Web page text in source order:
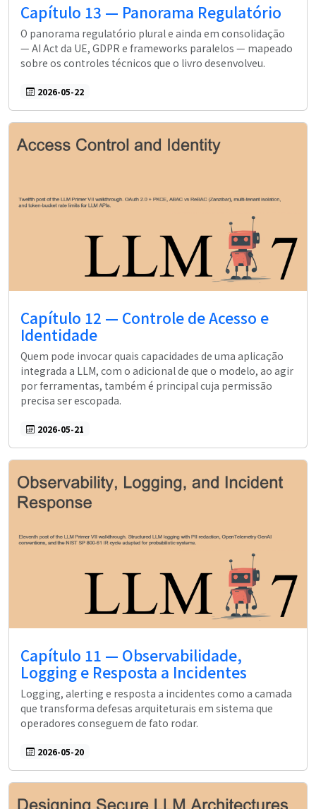
Capítulo 13 — Panorama Regulatório
O panorama regulatório plural e ainda em consolidação
— AI Act da UE, GDPR e frameworks paralelos — mapeado
sobre os controles técnicos que o livro desenvolveu.
2026-05-22
Capítulo 12 — Controle de Acesso e
Identidade
Quem pode invocar quais capacidades de uma aplicação
integrada a LLM, com o adicional de que o modelo, ao agir
por ferramentas, também é principal cuja permissão
precisa ser escopada.
2026-05-21
Capítulo 11 — Observabilidade,
Logging e Resposta a Incidentes
Logging, alerting e resposta a incidentes como a camada
que transforma defesas arquiteturais em sistema que
operadores conseguem de fato rodar.
2026-05-20